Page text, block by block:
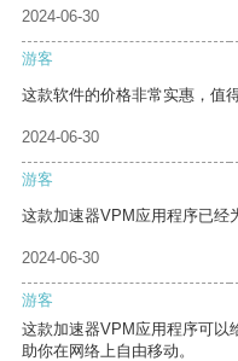
2024-06-30
游客
这款软件的价格非常实惠，值得
2024-06-30
游客
这款加速器VPM应用程序已经
2024-06-30
游客
这款加速器VPM应用程序可以
助你在网络上自由移动。